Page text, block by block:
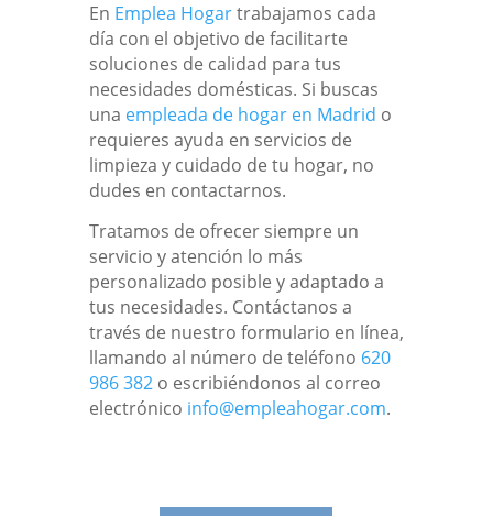
En Emplea Hogartrabajamos cada
día con el objetivo de facilitarte
soluciones de calidad para tus
necesidades domésticas. Si buscas
una empleada de hogar en Madrid o
requieres ayuda en servicios de
limpieza y cuidado de tu hogar, no
dudes en contactarnos.
Tratamos de ofrecer siempre un
servicio y atención lo más
personalizado posible y adaptado a
tus necesidades. Contáctanos a
través de nuestro formulario en línea,
llamando al número de teléfono 620
986 382o escribiéndonos al correo
electrónico info@empleahogar.com.